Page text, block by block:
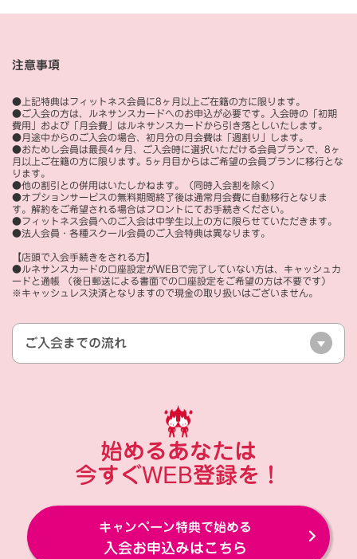
注意事項
●上記特典はフィットネス会員に8ヶ月以上ご在籍の方に限ります。
●ご入会の方は、ルネサンスカードへのお申込が必要です。入会時の「初期
費用」および「月会費」はルネサンスカードから引き落としいたします。
●月途中からのご入会の場合、初月分の月会費は「週割り」します。
●おためし会員は最長4ヶ月、ご入会時に選択いただける会員プランで、8ヶ
月以上ご在籍の方に限ります。5ヶ月目からはご希望の会員プランに移行とな
ります。
●他の割引との併用はいたしかねます。（同時入会割を除く）
●オプションサービスの無料期間終了後は通常月会費に自動移行となりま
す。解約をご希望される場合はフロントにてお手続きください。
●フィットネス会員へのご入会は中学生以上の方に限らせていただきます。
●法人会員・各種スクール会員のご入会特典は異なります。
【店頭で入会手続きをされる方】
●ルネサンスカードの口座設定がWEBで完了していない方は、キャッシュカ
ードと通帳 （後日郵送による書面での口座設定をご希望の方は不要です）
※キャッシュレス決済となりますので現金の取り扱いはございません。
ご入会までの流れ
始めるあなたは
今すぐWEB登録を！
キャンペーン特典で始める
入会お申込みはこちら